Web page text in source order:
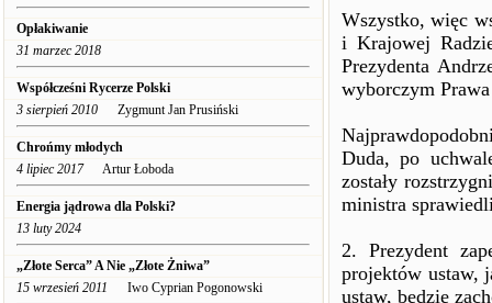
Opłakiwanie
31 marzec 2018
Współcześni Rycerze Polski
3 sierpień 2010 Zygmunt Jan Prusiński
Chrońmy młodych
4 lipiec 2017Artur Łoboda
Energia jądrowa dla Polski?
13 luty 2024
„Złote Serca” A Nie „Złote Żniwa”
15 wrzesień 2011 Iwo Cyprian Pogonowski
Wszystko, więc
i Krajowej
Prezydenta
wyborczym
Duda, po
zostały
ministra
2. Prezydent
projektów ustaw,
ustaw, będzie